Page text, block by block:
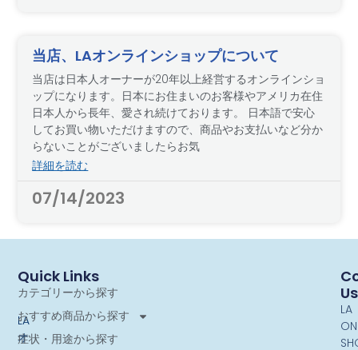
当店、LAオンラインショップについて
当店は日本人オーナーが20年以上経営するオンラインショ
ップになります。日本にお住まいのお客様やアメリカ在住
日本人から長年、愛され続けております。 日本語で安心
してお買い物いただけますので、商品やお支払いなど分か
らないことがございましたらお気
詳細を読む
07/14/2023
LA
オ
Quick Links
カテゴリーから探す
おすすめ商品から探す
症状・用途から探す
Us
LA